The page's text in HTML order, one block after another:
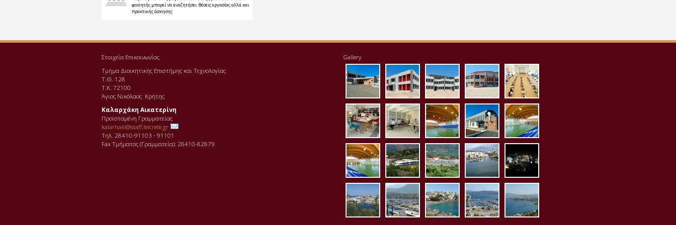
φοιτητής μπορεί να αναζητήσει θέσεις εργασίας αλλά και
πρακτικής άσκησης
Στοιχεία Επικοινωνίας
Τμήμα Διοικητικής Επιστήμης και Τεχνολογίας
Τ.Θ. 128
Τ.Κ. 72100
Άγιος Νικόλαος Κρήτης
Καλαρχάκη Αικατερίνη
Προϊσταμένη Γραμματείας
kalarhaki@staff.teicrete.gr
Τηλ. 28410-91103 - 91101
Fax Τµήµατος (Γραµµατεία): 28410-82879
Gallery
eisodos.jpgktirio1.jpgapo_proaylio.jpg
aith_pollaplon_ex.jpg
aith_pollaplon_es.jpg
vivliothiki.jpg
ergastirio1.jpg
kleisto_es1.jpg
kleisto_ex1.jpg
kleisto_es2.jpg
kleisto_es3.jpg
panorama1.jpg
panorama2.jpg
limnh5.jpgp1020026.jpg
p1020081.jpg
p1020083.jpg
p1020084.jpg
p1020085.jpgp1020086.jpg